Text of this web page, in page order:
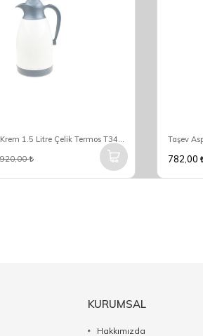
Taşev Aspira Krem 1.5 Litre Çelik Termos T3466
920,00 782,00
KURUMSAL
Hakkımızda